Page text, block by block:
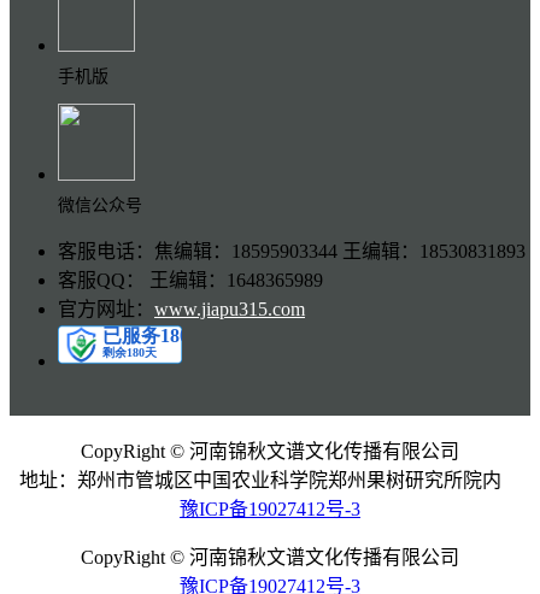
手机版
微信公众号
客服电话：焦编辑：18595903344 王编辑：18530831893
客服QQ： 王编辑：1648365989
官方网址： www.jiapu315.com
CopyRight © 河南锦秋文谱文化传播有限公司
地址：郑州市管城区中国农业科学院郑州果树研究所院内
豫ICP备19027412号-3
CopyRight © 河南锦秋文谱文化传播有限公司
豫ICP备19027412号-3